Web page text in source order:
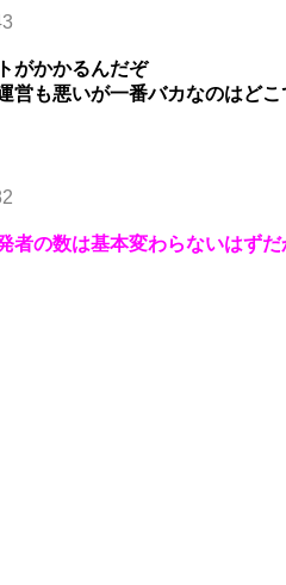
がかかるんだぞ
営も悪いが一番バカなのはど
者の数は基本変わらないはず